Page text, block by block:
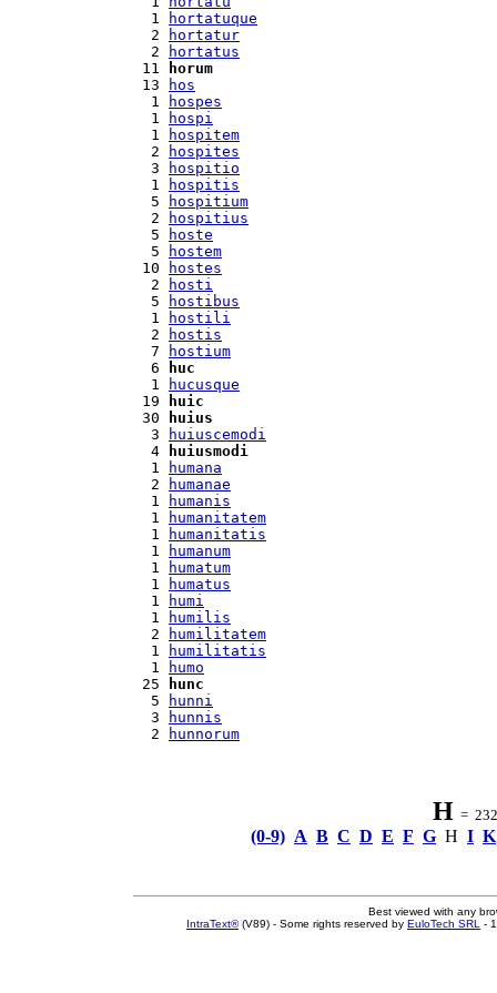
  1
hortatuque
  2
hortatur
  2
hortatus
11
horum
13
hos
  1
hospes
  1
hospi
  1
hospitem
  2
hospites
  3
hospitio
  1
hospitis
  5
hospitium
  2
hospitius
  5
hoste
  5
hostem
10
hostes
  2
hosti
  5
hostibus
  1
hostili
  2
hostis
  7
hostium
  6
huc
  1
hucusque
19
huic
30
huius
  3
huiuscemodi
  4
huiusmodi
  1
humana
  2
humanae
  1
humanis
  1
humanitatem
  1
humanitatis
  1
humanum
  1
humatum
  1
humatus
  1
humi
  1
humilis
  2
humilitatem
  1
humilitatis
  1
humo
25
hunc
  5
hunni
  3
hunnis
  2
hunnorum
H =
(0-9) A B C D E F G H I K
Best viewed with any
IntraText®(V89) - Some rights reserved by EuloTech SRL -